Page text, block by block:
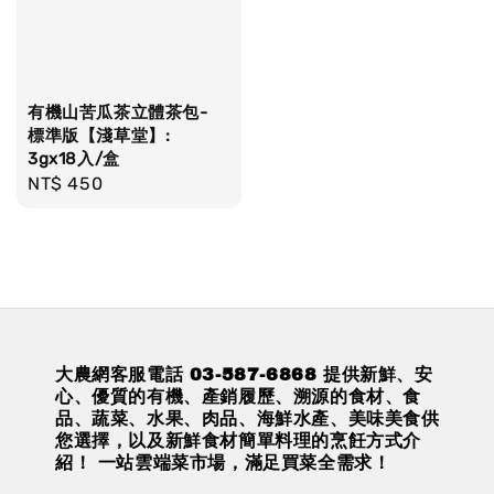
有機山苦瓜茶立體茶包-
標準版【淺草堂】:
3gx18入/盒
Regular
NT$ 450
大農網客服電話 03-587-6868 提供新鮮、安
心、優質的有機、產銷履歷、溯源的食材、食
品、蔬菜、水果、肉品、海鮮水產、美味美食供
您選擇，以及新鮮食材簡單料理的烹飪方式介
紹！ 一站雲端菜市場，滿足買菜全需求！